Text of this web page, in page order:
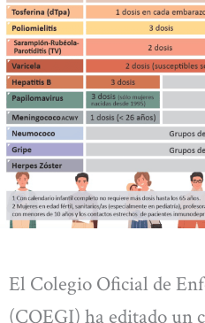
El Colegio Oficial de
(COEGI) ha editado un